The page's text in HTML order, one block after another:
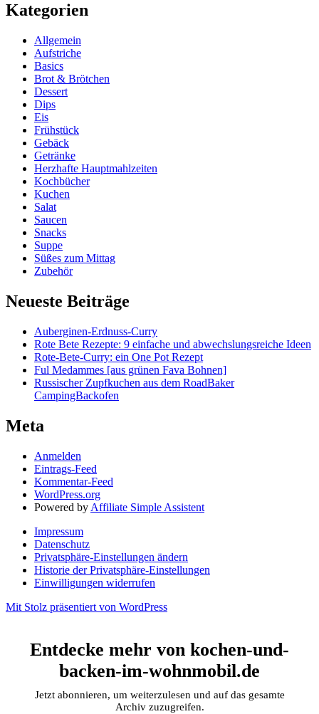
Kategorien
Allgemein
Aufstriche
Basics
Brot & Brötchen
Dessert
Dips
Eis
Frühstück
Gebäck
Getränke
Herzhafte Hauptmahlzeiten
Kochbücher
Kuchen
Salat
Saucen
Snacks
Suppe
Süßes zum Mittag
Zubehör
Neueste Beiträge
Auberginen-Erdnuss-Curry
Rote Bete Rezepte: 9 einfache und abwechslungsreiche Ideen
Rote-Bete-Curry: ein One Pot Rezept
Ful Medammes [aus grünen Fava Bohnen]
Russischer Zupfkuchen aus dem RoadBaker
CampingBackofen
Meta
Anmelden
Eintrags-Feed
Kommentar-Feed
WordPress.org
Powered by Affiliate Simple Assistent
Impressum
Datenschutz
Privatsphäre-Einstellungen ändern
Historie der Privatsphäre-Einstellungen
Einwilligungen widerrufen
Mit Stolz präsentiert von WordPress
Entdecke mehr von kochen-und-
backen-im-wohnmobil.de
Jetzt abonnieren, um weiterzulesen und auf das gesamte
Archiv zuzugreifen.